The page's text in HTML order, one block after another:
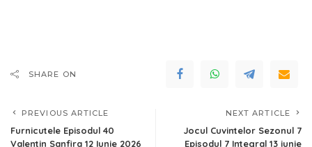
SHARE ON
PREVIOUS ARTICLE
Furnicutele Episodul 40
Valentin Sanfira 12 Iunie 2026
NEXT ARTICLE
Jocul Cuvintelor Sezonul 7
Episodul 7 Integral 13 iunie